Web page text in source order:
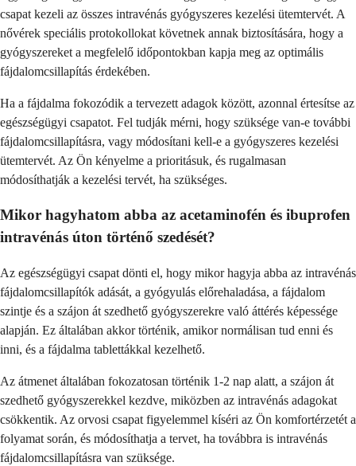
csapat kezeli az összes intravénás gyógyszeres kezelési ütemtervét. A
nővérek speciális protokollokat követnek annak biztosítására, hogy a
gyógyszereket a megfelelő időpontokban kapja meg az optimális
fájdalomcsillapítás érdekében.
Ha a fájdalma fokozódik a tervezett adagok között, azonnal értesítse az
egészségügyi csapatot. Fel tudják mérni, hogy szüksége van-e további
fájdalomcsillapításra, vagy módosítani kell-e a gyógyszeres kezelési
ütemtervét. Az Ön kényelme a prioritásuk, és rugalmasan
módosíthatják a kezelési tervét, ha szükséges.
Mikor hagyhatom abba az acetaminofén és ibuprofen
intravénás úton történő szedését?
Az egészségügyi csapat dönti el, hogy mikor hagyja abba az intravénás
fájdalomcsillapítók adását, a gyógyulás előrehaladása, a fájdalom
szintje és a szájon át szedhető gyógyszerekre való áttérés képessége
alapján. Ez általában akkor történik, amikor normálisan tud enni és
inni, és a fájdalma tablettákkal kezelhető.
Az átmenet általában fokozatosan történik 1-2 nap alatt, a szájon át
szedhető gyógyszerekkel kezdve, miközben az intravénás adagokat
csökkentik. Az orvosi csapat figyelemmel kíséri az Ön komfortérzetét a
folyamat során, és módosíthatja a tervet, ha továbbra is intravénás
fájdalomcsillapításra van szüksége.